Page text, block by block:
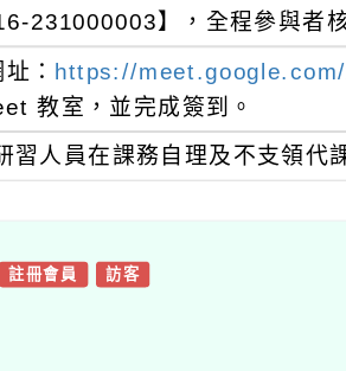
231000003】，全程參與者
： https://
教室，並完成簽到。
習人員在課務自理及不支領代
註冊會員 訪客